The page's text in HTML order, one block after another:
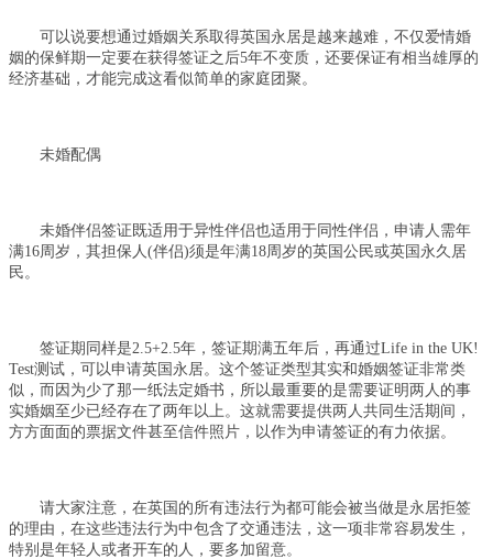
可以说要想通过婚姻关系取得英国永居是越来越难，不仅爱情婚
姻的保鲜期一定要在获得签证之后5年不变质，还要保证有相当雄厚的
经济基础，才能完成这看似简单的家庭团聚。
未婚配偶
未婚伴侣签证既适用于异性伴侣也适用于同性伴侣，申请人需年
满16周岁，其担保人(伴侣)须是年满18周岁的英国公民或英国永久居
民。
签证期同样是2.5+2.5年，签证期满五年后，再通过Life in the UK!
Test测试，可以申请英国永居。这个签证类型其实和婚姻签证非常类
似，而因为少了那一纸法定婚书，所以最重要的是需要证明两人的事
实婚姻至少已经存在了两年以上。这就需要提供两人共同生活期间，
方方面面的票据文件甚至信件照片，以作为申请签证的有力依据。
请大家注意，在英国的所有违法行为都可能会被当做是永居拒签
的理由，在这些违法行为中包含了交通违法，这一项非常容易发生，
特别是年轻人或者开车的人，要多加留意。